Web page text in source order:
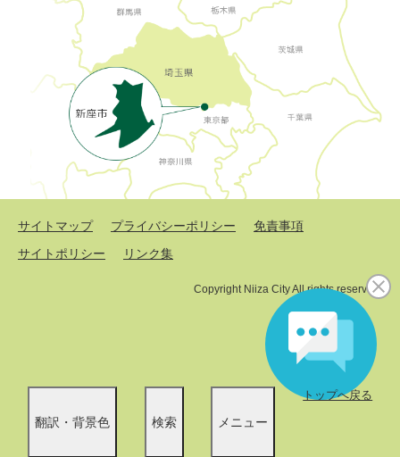
翻訳・背景色 検索 メニュー
トップへ戻る
サイトマップ プライバシーポリシー
免責事項
サイトポリシー
リンク集
Copyright Niiza City All rights reserved.